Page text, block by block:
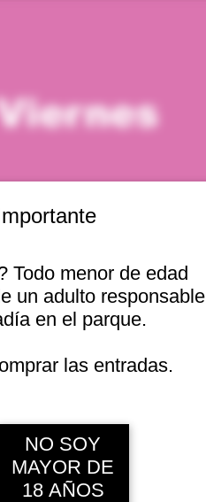
Todo menor de edad
un adulto responsable
en el parque.
las entradas.
NO SOY
MAYOR DE
18 AÑOS
Valparaíso, Chile